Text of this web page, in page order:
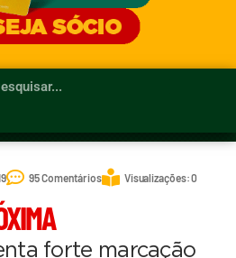
95 Comentários Visualizações: 0
forte marcação